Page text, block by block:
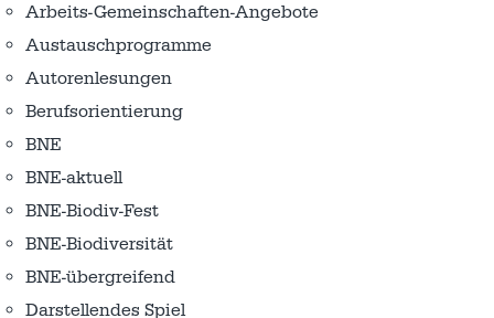
Arbeits-Gemeinschaften-Angebote
Austausch­programme
Autorenlesungen
Berufsorientierung
BNE
BNE-aktuell
BNE-Biodiv-Fest
BNE-Biodiversität
BNE-übergreifend
Darstellendes Spiel